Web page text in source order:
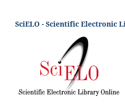
SciELO - Scientific Electronic